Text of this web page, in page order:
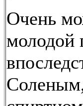
Очень
молодой